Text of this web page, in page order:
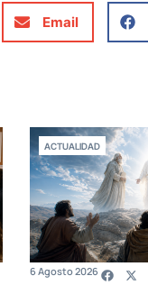
Email
ACTUALIDAD
6 Agosto 2026